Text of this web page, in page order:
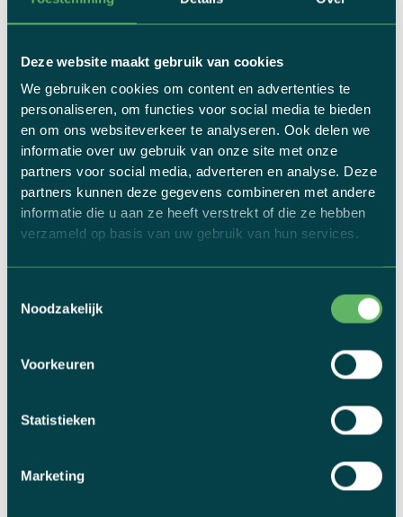
Deze website maakt gebruik van cookies
We gebruiken cookies om content en advertenties te
personaliseren, om functies voor social media te bieden
en om ons websiteverkeer te analyseren. Ook delen we
informatie over uw gebruik van onze site met onze
partners voor social media, adverteren en analyse. Deze
partners kunnen deze gegevens combineren met andere
informatie die u aan ze heeft verstrekt of die ze hebben
verzameld op basis van uw gebruik van hun services.
Noodzakelijk
Voorkeuren
Statistieken
Marketing
FIETSVAKANTIE MALLORCA - 01/05 T.E.M. 08/05 2027